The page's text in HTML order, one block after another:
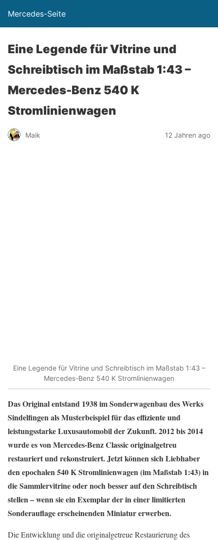
Mercedes-Seite
Eine Legende für Vitrine und
Schreibtisch im Maßstab 1:43 –
Mercedes-Benz 540 K
Stromlinienwagen
Maik 12 Jahren ago
Eine Legende für Vitrine und Schreibtisch im Maßstab 1:43 –
Mercedes-Benz 540 K Stromlinienwagen
Das Original entstand 1938 im Sonderwagenbau des Werks
Sindelfingen als Musterbeispiel für das effiziente und
leistungsstarke Luxusautomobil der Zukunft. 2012 bis 2014
wurde es von Mercedes-Benz Classic originalgetreu
restauriert und rekonstruiert. Jetzt können sich Liebhaber
den epochalen 540 K Stromlinienwagen (im Maßstab 1:43) in
die Sammlervitrine oder noch besser auf den Schreibtisch
stellen – wenn sie ein Exemplar der in einer limitierten
Sonderauflage erscheinenden Miniatur erwerben.
Die Entwicklung und die originalgetreue Restaurierung des